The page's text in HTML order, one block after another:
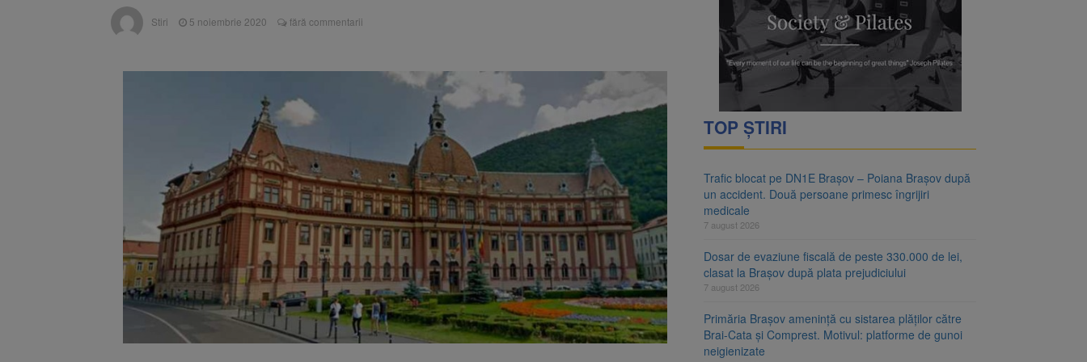
Unul dintre cele mai mari parcuri ale Brașovului va fi amenajat în Bartolomeu-Avantgarden. Contractul a
fost semnat (FOTO)
Trafic blocat pe DN1E Brașov – Poiana Brașov după un accident. Două persoane primesc îngrijiri
Stiri 5 noiembrie 2020 fără commentarii
TOP ȘTIRI
Trafic blocat pe DN1E Brașov – Poiana Brașov după
un accident. Două persoane primesc îngrijiri
medicale
7 august 2026
Dosar de evaziune fiscală de peste 330.000 de lei,
clasat la Brașov după plata prejudiciului
7 august 2026
Primăria Brașov amenință cu sistarea plăților către
Brai-Cata și Comprest. Motivul: platforme de gunoi
neigienizate